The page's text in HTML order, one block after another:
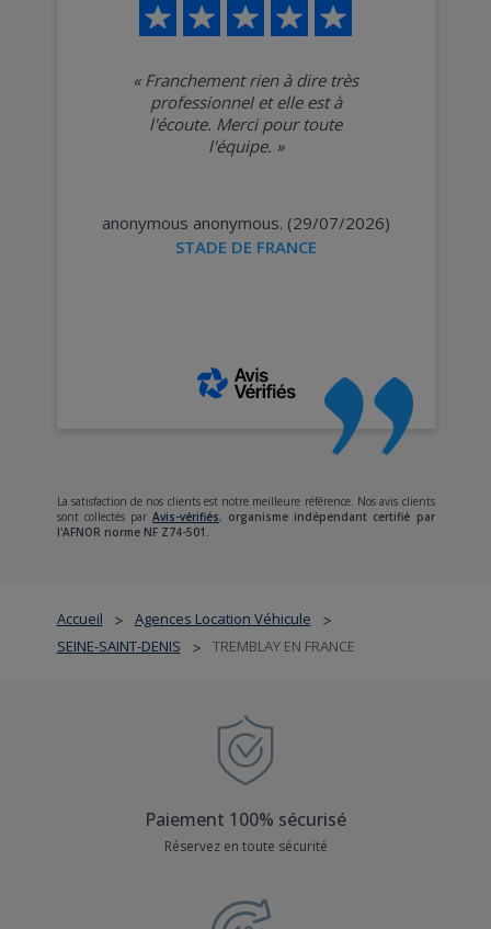
Accueil > Agences Location Véhicule >
SEINE-SAINT-DENIS > TREMBLAY EN FRANCE
« Franchement rien à dire très
professionnel et elle est à
l'écoute. Merci pour toute
l'équipe. »
anonymous anonymous. (29/07/2026)
STADE DE FRANCE
La satisfaction de nos clients est notre meilleure référence. Nos avis clients
sont collectés par Avis-vérifiés, organisme indépendant certifié par
l'AFNOR norme NF Z74-501.
Paiement 100% sécurisé
Réservez en toute sécurité